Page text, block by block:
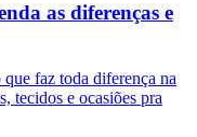
as diferenças e
faz toda diferença na
tecidos e ocasiões pra